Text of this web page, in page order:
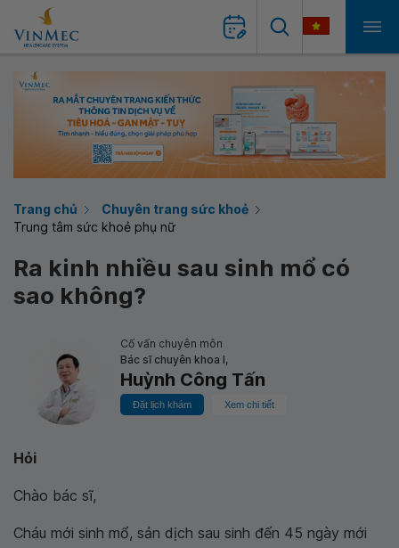
Trang chủ
Chuyên trang sức khoẻ
Trung tâm sức khoẻ phụ nữ
Ra kinh nhiều sau sinh mổ có
sao không?
Cố vấn chuyên môn
Bác sĩ chuyên khoa I,
Huỳnh Công Tấn
Đặt lịch khám Xem chi tiết
Hỏi
Chào bác sĩ,
Cháu mới sinh mổ, sản dịch sau sinh đến 45 ngày mới